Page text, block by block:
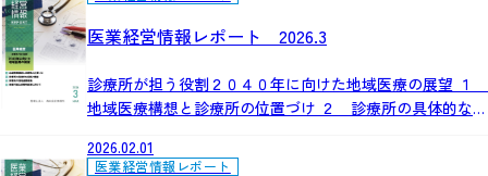
医業経営情報レポート 2026.3
診療所が担う役割２０４０年に向けた地域医療の展望 １
地域医療構想と診療所の位置づけ ２ 診療所の具体的な役
所経営に向けて
2026.02.01
医業経営情報レポート